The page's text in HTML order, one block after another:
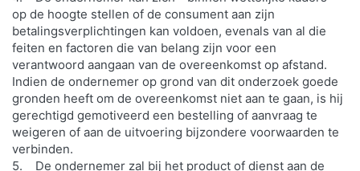
op de hoogte stellen of de consument aan zijn
betalingsverplichtingen kan voldoen, evenals van al die
feiten en factoren die van belang zijn voor een
verantwoord aangaan van de overeenkomst op afstand.
Indien de ondernemer op grond van dit onderzoek goede
gronden heeft om de overeenkomst niet aan te gaan, is hij
gerechtigd gemotiveerd een bestelling of aanvraag te
weigeren of aan de uitvoering bijzondere voorwaarden te
verbinden.
5. De ondernemer zal bij het product of dienst aan de